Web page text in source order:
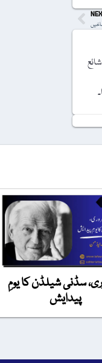
سڈنی شیلڈن کا یومِ
پیدایش